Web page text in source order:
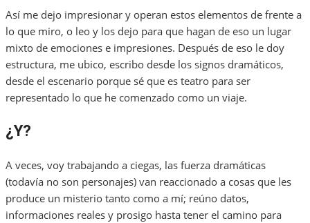
Así me dejo impresionar y operan estos elementos de frente a
lo que miro, o leo y los dejo para que hagan de eso un lugar
mixto de emociones e impresiones. Después de eso le doy
estructura, me ubico, escribo desde los signos dramáticos,
desde el escenario porque sé que es teatro para ser
representado lo que he comenzado como un viaje.
¿Y?
A veces, voy trabajando a ciegas, las fuerza dramáticas
(todavía no son personajes) van reaccionado a cosas que les
produce un misterio tanto como a mí; reúno datos,
informaciones reales y prosigo hasta tener el camino para